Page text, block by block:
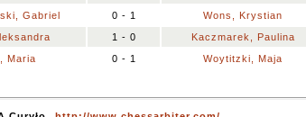
Gabriel 0 - 1 Wons, Krystian
1 - 0 Kaczmarek, Paulina
Maria 0 - 1 Woytitzki, Maja